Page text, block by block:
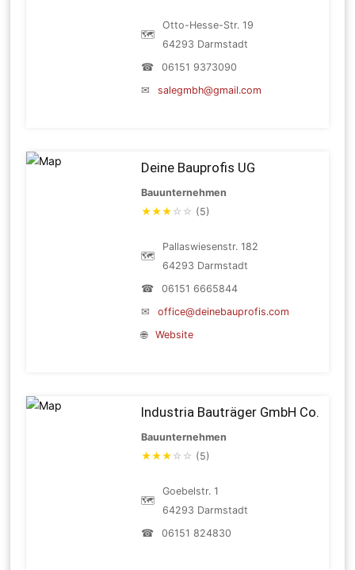
🗺
Otto-Hesse-Str. 19
64293 Darmstadt
☎
06151 9373090
✉
salegmbh@gmail.com
Deine Bauprofis UG
Bauunternehmen
★★★ ☆ ☆ (5)
🗺
Pallaswiesenstr. 182
64293 Darmstadt
☎
06151 6665844
✉
office@deinebauprofis.com
🌐
Website
Industria Bauträger GmbH Co.
Bauunternehmen
★★★ ☆ ☆ (5)
🗺
Goebelstr. 1
64293 Darmstadt
☎
06151 824830